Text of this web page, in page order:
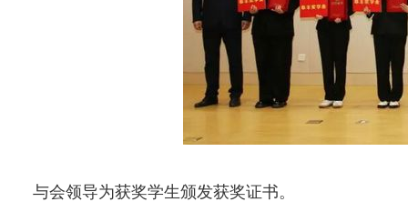
与会领导为获奖学生颁发获奖证书。